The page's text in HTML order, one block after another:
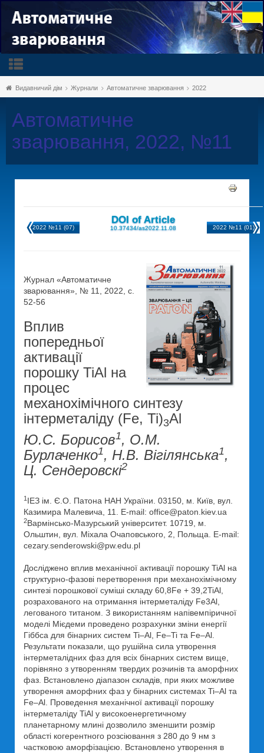
Видавничий дім Журнали Автоматичне зварювання 2022
Автоматичне
зварювання, 2022, №11
2022 №11 (07)
DOI of Article
10.37434/as2022.11.08 2022 №11 (01)
Журнал «Автоматичне
зварювання», № 11, 2022, с.
52-56
Вплив
попередньої
активації
порошку TiAl на
процес
механохімічного синтезу
інтерметаліду (Fe, Ti)3Al
Ю.С. Борисов1, О.М.
Бурлаченко1, Н.В. Вігілянська1,
Ц. Сендеровскі2
1 ІЕЗ ім. Є.О. Патона НАН України. 03150, м. Київ, вул.
Казимира Малевича, 11. E-mail: office@paton.kiev.ua
2Вармінсько-Мазурський університет. 10719, м.
Ольштин, вул. Міхала Очаповського, 2, Польща. E-mail:
cezary.senderowski@pw.edu.pl
Досліджено вплив механічної активації порошку TiAl на
структурно-фазові перетворення при механохімічному
синтезі порошкової суміші складу 60,8Fe + 39,2TiAl,
розрахованого на отримання інтерметаліду Fe3Al,
легованого титаном. З використанням напівемпіричної
моделі Мієдеми проведено розрахунки зміни енергії
Гіббса для бінарних систем Ti–Al, Fe–Ti та Fe–Al.
Результати показали, що рушійна сила утворення
інтерметалідних фаз для всіх бінарних систем вище,
порівняно з утворенням твердих розчинів та аморфних
фаз. Встановлено діапазон складів, при яких можливе
утворення аморфних фаз у бінарних системах Ti–Al та
Fe–Al. Проведення механічної активації порошку
інтерметаліду TiAl у високоенергетичному
планетарному млині дозволило зменшити розмір
області когерентного розсіювання з 280 до 9 нм з
частковою аморфізацією. Встановлено утворення в